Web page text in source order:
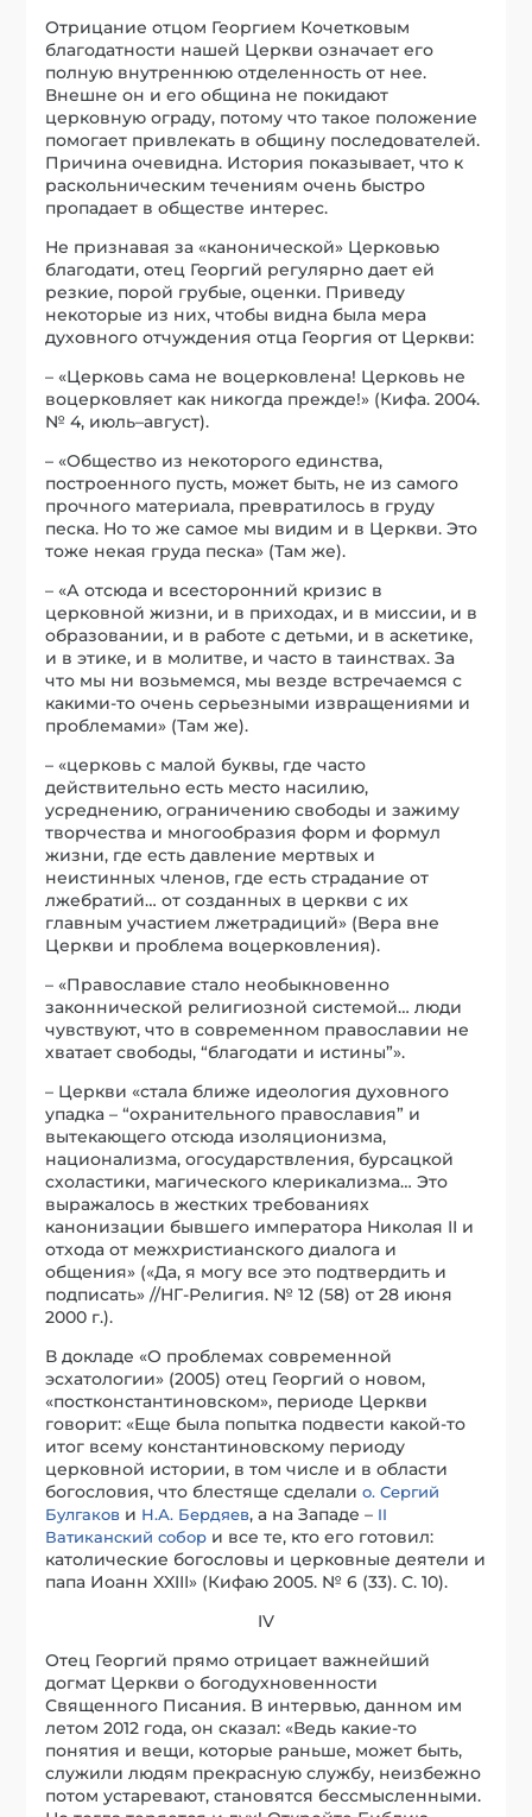
Отрицание отцом Георгием Кочетковым
благодатности нашей Церкви означает его
полную внутреннюю отделенность от нее.
Внешне он и его община не покидают
церковную ограду, потому что такое положение
помогает привлекать в общину последователей.
Причина очевидна. История показывает, что к
раскольническим течениям очень быстро
пропадает в обществе интерес.
Не признавая за «канонической» Церковью
благодати, отец Георгий регулярно дает ей
резкие, порой грубые, оценки. Приведу
некоторые из них, чтобы видна была мера
духовного отчуждения отца Георгия от Церкви:
– «Церковь сама не воцерковлена! Церковь не
воцерковляет как никогда прежде!» (Кифа. 2004.
№ 4, июль–август).
– «Общество из некоторого единства,
построенного пусть, может быть, не из самого
прочного материала, превратилось в груду
песка. Но то же самое мы видим и в Церкви. Это
тоже некая груда песка» (Там же).
– «А отсюда и всесторонний кризис в
церковной жизни, и в приходах, и в миссии, и в
образовании, и в работе с детьми, и в аскетике,
и в этике, и в молитве, и часто в таинствах. За
что мы ни возьмемся, мы везде встречаемся с
какими-то очень серьезными извращениями и
проблемами» (Там же).
– «церковь с малой буквы, где часто
действительно есть место насилию,
усреднению, ограничению свободы и зажиму
творчества и многообразия форм и формул
жизни, где есть давление мертвых и
неистинных членов, где есть страдание от
лжебратий… от созданных в церкви с их
главным участием лжетрадиций» (Вера вне
Церкви и проблема воцерковления).
– «Православие стало необыкновенно
законнической религиозной системой… люди
чувствуют, что в современном православии не
хватает свободы, “благодати и истины”».
– Церкви «стала ближе идеология духовного
упадка – “охранительного православия” и
вытекающего отсюда изоляционизма,
национализма, огосударствления, бурсацкой
схоластики, магического клерикализма… Это
выражалось в жестких требованиях
канонизации бывшего императора Николая II и
отхода от межхристианского диалога и
общения» («Да, я могу все это подтвердить и
подписать» //НГ-Религия. № 12 (58) от 28 июня
2000 г.).
В докладе «О проблемах современной
эсхатологии» (2005) отец Георгий о новом,
«постконстантиновском», периоде Церкви
говорит: «Еще была попытка подвести какой-то
итог всему константиновскому периоду
церковной истории, в том числе и в области
богословия, что блестяще сделалио. Сергий
Булгаков и Н.А. Бердяев, а на Западе – II
Ватиканский собор и все те, кто его готовил:
католические богословы и церковные деятели и
папа Иоанн XXIII» (Кифаю 2005. № 6 (33). С. 10).
IV
Отец Георгий прямо отрицает важнейший
догмат Церкви о богодухновенности
Священного Писания. В интервью, данном им
летом 2012 года, он сказал: «Ведь какие-то
понятия и вещи, которые раньше, может быть,
служили людям прекрасную службу, неизбежно
потом устаревают, становятся бессмысленными.